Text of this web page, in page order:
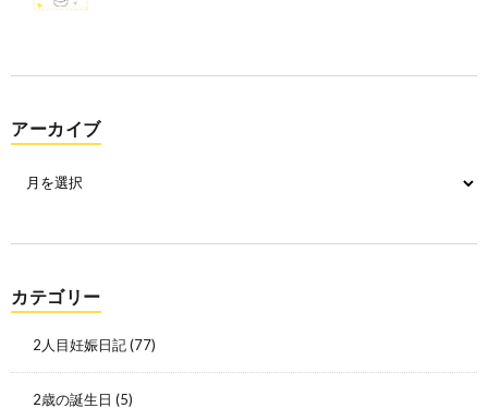
アーカイブ
カテゴリー
2人目妊娠日記(77)
2歳の誕生日 (5)